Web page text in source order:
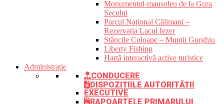
Monumentul-mausoleu de la Gura
Secului
Parcul Național Călimani –
Rezervația Lacul Iezer
Stâncile Coloape – Munții Gurghiu
Liberty Fishing
Hartă interactivă active turistice
Administrație
CONDUCERE
DISPOZIȚIILE AUTORITĂȚII
EXECUTIVE
RAPOARTELE PRIMARULUI